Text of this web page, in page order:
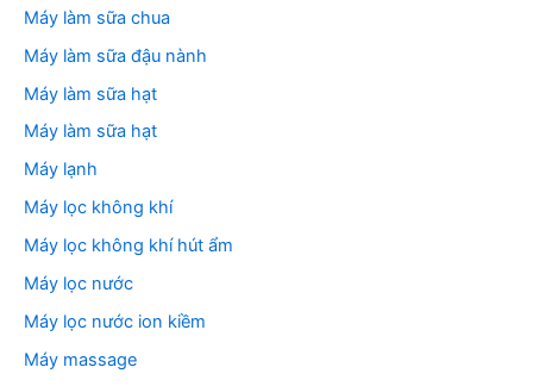
Máy làm sữa chua
Máy làm sữa đậu nành
Máy làm sữa hạt
Máy làm sữa hạt
Máy lạnh
Máy lọc không khí
Máy lọc không khí hút ẩm
Máy lọc nước
Máy lọc nước ion kiềm
Máy massage